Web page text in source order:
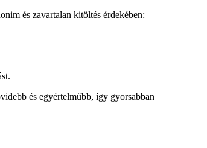
és zavartalan kitöltés érdekében:
és egyértelműbb, így gyorsabban